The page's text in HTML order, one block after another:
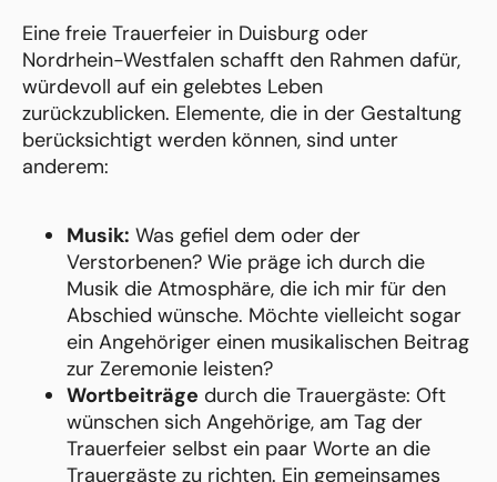
Eine freie Trauerfeier in Duisburg oder
Nordrhein-Westfalen schafft den Rahmen dafür,
würdevoll auf ein gelebtes Leben
zurückzublicken. Elemente, die in der Gestaltung
berücksichtigt werden können, sind unter
anderem:
Musik: Was gefiel dem oder der
Verstorbenen? Wie präge ich durch die
Musik die Atmosphäre, die ich mir für den
Abschied wünsche. Möchte vielleicht sogar
ein Angehöriger einen musikalischen Beitrag
zur Zeremonie leisten?
Wortbeiträge durch die Trauergäste: Oft
wünschen sich Angehörige, am Tag der
Trauerfeier selbst ein paar Worte an die
Trauergäste zu richten. Ein gemeinsames